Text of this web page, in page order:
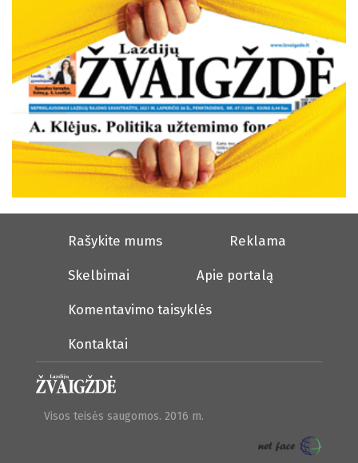
Rašykite mums Reklama
Skelbimai Apie portalą
Komentavimo taisyklės
Kontaktai
Visos teisės saugomos. 2016 m.